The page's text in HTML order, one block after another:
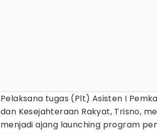
Pelaksana tugas (Plt) Asisten I
dan Kesejahteraan Rakyat, Trisno,
menjadi ajang launching program